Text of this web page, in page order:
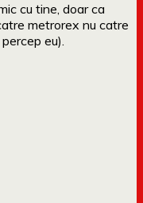
cu tine, doar ca
metrorex nu catre
eu).